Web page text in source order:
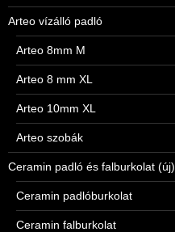
Arteo vízálló padló
Arteo 8mm M
Arteo 8 mm XL
Arteo 10mm XL
Arteo szobák
Ceramin padló és falburkolat (új)
Ceramin padlóburkolat
Ceramin falburkolat